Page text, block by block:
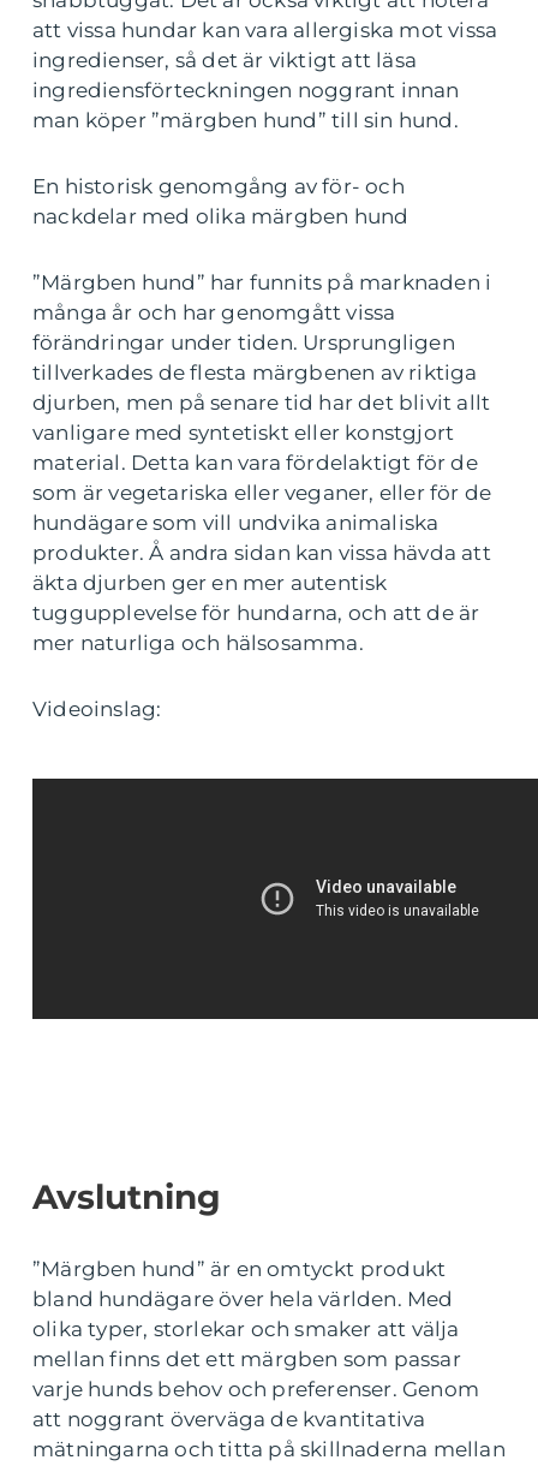
att vissa hundar kan vara allergiska mot vissa
ingredienser, så det är viktigt att läsa
ingrediensförteckningen noggrant innan
man köper ”märgben hund” till sin hund.
En historisk genomgång av för- och
nackdelar med olika märgben hund
”Märgben hund” har funnits på marknaden i
många år och har genomgått vissa
förändringar under tiden. Ursprungligen
tillverkades de flesta märgbenen av riktiga
djurben, men på senare tid har det blivit allt
vanligare med syntetiskt eller konstgjort
material. Detta kan vara fördelaktigt för de
som är vegetariska eller veganer, eller för de
hundägare som vill undvika animaliska
produkter. Å andra sidan kan vissa hävda att
äkta djurben ger en mer autentisk
tuggupplevelse för hundarna, och att de är
mer naturliga och hälsosamma.
Videoinslag:
Avslutning
”Märgben hund” är en omtyckt produkt
bland hundägare över hela världen. Med
olika typer, storlekar och smaker att välja
mellan finns det ett märgben som passar
varje hunds behov och preferenser. Genom
att noggrant överväga de kvantitativa
mätningarna och titta på skillnaderna mellan